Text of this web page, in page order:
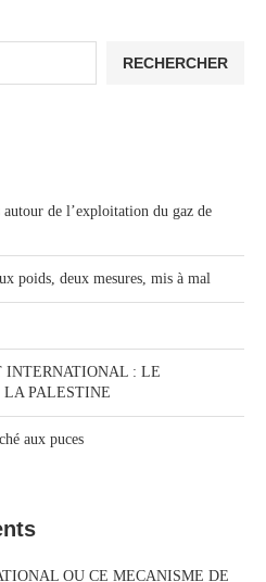
RECHERCHER
de l’exploitation du gaz de
poids, deux mesures, mis à mal
INTERNATIONAL : LE
PALESTINE
aux puces
OU CE MECANISME DE